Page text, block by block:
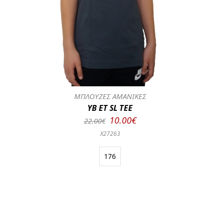
ΜΠΛΟΥΖΕΣ ΑΜΑΝΙΚΕΣ
YB ET SL TEE
22.00€ 10.00€
X27263
176